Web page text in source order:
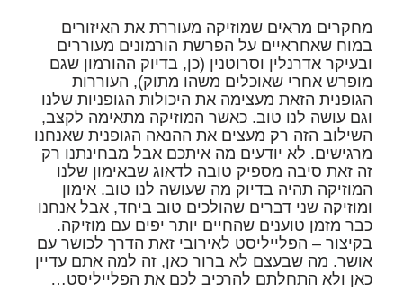
מחקרים מראים שמוזיקה מעוררת את האיזורים
במוח שאחראיים על הפרשת הורמונים מעוררים
ובעיקר אדרנלין וסרוטנין (כן, בדיוק ההורמון שגם
מופרש אחרי שאוכלים משהו מתוק), העוררות
הגופנית הזאת מעצימה את היכולות הגופניות שלנו
וגם עושה לנו טוב. כאשר המוזיקה מתאימה לקצב,
השילוב הזה רק מעצים את ההנאה הגופנית שאנחנו
מרגישים. לא יודעים מה איתכם אבל מבחינתנו רק
זה זאת סיבה מספיק טובה לדאוג שבאימון שלנו
המוזיקה תהיה בדיוק מה שעושה לנו טוב. אימון
ומוזיקה שני דברים שהולכים טוב ביחד, אבל אנחנו
כבר מזמן טוענים שהחיים יותר יפים עם מוזיקה.
בקיצור – הפלייליסט לאירובי זאת הדרך לכושר עם
אושר. מה שבעצם לא ברור כאן, זה למה אתם עדיין
כאן ולא התחלתם להרכיב לכם את הפלייליסט…